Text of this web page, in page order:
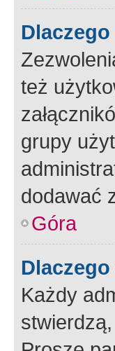
też
grupy
dodawać
Góra
Każdy